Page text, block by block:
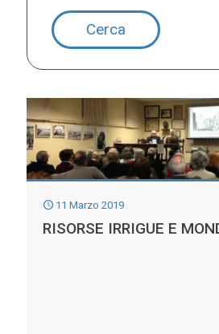
11 Marzo 2019
RISORSE IRRIGUE E